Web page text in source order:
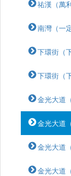
祐漢（萬
南灣（一
下環街（
下環街（
金光大道
金光大道
金光大道
金光大道